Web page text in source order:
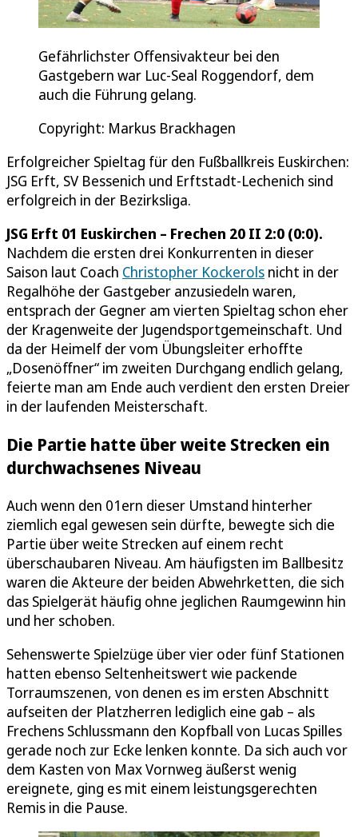
Gefährlichster Offensivakteur bei den
Gastgebern war Luc-Seal Roggendorf, dem
auch die Führung gelang.
Copyright: Markus Brackhagen
Erfolgreicher Spieltag für den Fußballkreis Euskirchen:
JSG Erft, SV Bessenich und Erftstadt-Lechenich sind
erfolgreich in der Bezirksliga.
JSG Erft 01 Euskirchen – Frechen 20 II 2:0 (0:0).
Nachdem die ersten drei Konkurrenten in dieser
Saison laut Coach Christopher Kockerols nicht in der
Regalhöhe der Gastgeber anzusiedeln waren,
entsprach der Gegner am vierten Spieltag schon eher
der Kragenweite der Jugendsportgemeinschaft. Und
da der Heimelf der vom Übungsleiter erhoffte
„Dosenöffner“ im zweiten Durchgang endlich gelang,
feierte man am Ende auch verdient den ersten Dreier
in der laufenden Meisterschaft.
Die Partie hatte über weite Strecken ein
durchwachsenes Niveau
Auch wenn den 01ern dieser Umstand hinterher
ziemlich egal gewesen sein dürfte, bewegte sich die
Partie über weite Strecken auf einem recht
überschaubaren Niveau. Am häufigsten im Ballbesitz
waren die Akteure der beiden Abwehrketten, die sich
das Spielgerät häufig ohne jeglichen Raumgewinn hin
und her schoben.
Sehenswerte Spielzüge über vier oder fünf Stationen
hatten ebenso Seltenheitswert wie packende
Torraumszenen, von denen es im ersten Abschnitt
aufseiten der Platzherren lediglich eine gab – als
Frechens Schlussmann den Kopfball von Lucas Spilles
gerade noch zur Ecke lenken konnte. Da sich auch vor
dem Kasten von Max Vornweg äußerst wenig
ereignete, ging es mit einem leistungsgerechten
Remis in die Pause.